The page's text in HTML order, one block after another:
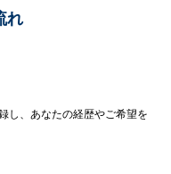
れ
し、あなたの経歴やご希望を